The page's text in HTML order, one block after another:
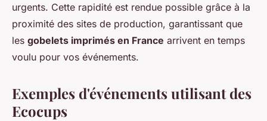
urgents. Cette rapidité est rendue possible grâce à la
proximité des sites de production, garantissant que
les gobelets imprimés en France arrivent en temps
voulu pour vos événements.
Exemples d'événements utilisant des
Ecocups